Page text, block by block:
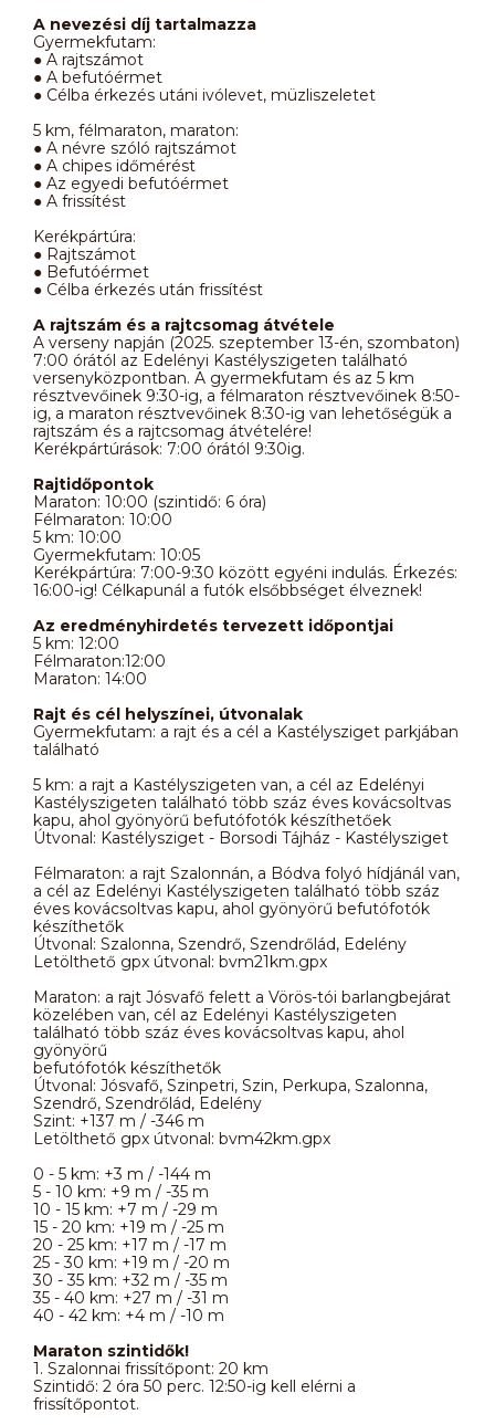
A nevezési díj tartalmazza
Gyermekfutam:
● A rajtszámot
● A befutóérmet
● Célba érkezés utáni ivólevet, müzliszeletet
5 km, félmaraton, maraton:
● A névre szóló rajtszámot
● A chipes időmérést
● Az egyedi befutóérmet
● A frissítést
Kerékpártúra:
● Rajtszámot
● Befutóérmet
● Célba érkezés után frissítést
A rajtszám és a rajtcsomag átvétele
A verseny napján (2025. szeptember 13-én, szombaton)
7:00 órától az Edelényi Kastélyszigeten található
versenyközpontban. A gyermekfutam és az 5 km
résztvevőinek 9:30-ig, a félmaraton résztvevőinek 8:50-
ig, a maraton résztvevőinek 8:30-ig van lehetőségük a
rajtszám és a rajtcsomag átvételére!
Kerékpártúrások: 7:00 órától 9:30ig.
Rajtidőpontok
Maraton: 10:00 (szintidő: 6 óra)
Félmaraton: 10:00
5 km: 10:00
Gyermekfutam: 10:05
Kerékpártúra: 7:00-9:30 között egyéni indulás. Érkezés:
16:00-ig! Célkapunál a futók elsőbbséget élveznek!
Az eredményhirdetés tervezett időpontjai
5 km: 12:00
Félmaraton:12:00
Maraton: 14:00
Rajt és cél helyszínei, útvonalak
Gyermekfutam: a rajt és a cél a Kastélysziget parkjában
található
5 km: a rajt a Kastélyszigeten van, a cél az Edelényi
Kastélyszigeten található több száz éves kovácsoltvas
kapu, ahol gyönyörű befutófotók készíthetőek
Útvonal: Kastélysziget - Borsodi Tájház - Kastélysziget
Félmaraton: a rajt Szalonnán, a Bódva folyó hídjánál van,
a cél az Edelényi Kastélyszigeten található több száz
éves kovácsoltvas kapu, ahol gyönyörű befutófotók
készíthetők
Útvonal: Szalonna, Szendrő, Szendrőlád, Edelény
Letölthető gpx útvonal: bvm21km.gpx
Maraton: a rajt Jósvafő felett a Vörös-tói barlangbejárat
közelében van, cél az Edelényi Kastélyszigeten
található több száz éves kovácsoltvas kapu, ahol
gyönyörű
befutófotók készíthetők
Útvonal: Jósvafő, Szinpetri, Szin, Perkupa, Szalonna,
Szendrő, Szendrőlád, Edelény
Szint: +137 m / -346 m
Letölthető gpx útvonal: bvm42km.gpx
0 - 5 km: +3 m / -144 m
5 - 10 km: +9 m / -35 m
10 - 15 km: +7 m / -29 m
15 - 20 km: +19 m / -25 m
20 - 25 km: +17 m / -17 m
25 - 30 km: +19 m / -20 m
30 - 35 km: +32 m / -35 m
35 - 40 km: +27 m / -31 m
40 - 42 km: +4 m / -10 m
Maraton szintidők!
1. Szalonnai frissítőpont: 20 km
Szintidő: 2 óra 50 perc. 12:50-ig kell elérni a
frissítőpontot.